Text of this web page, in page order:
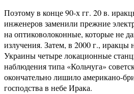
Поэтому в конце 90-х гг. 20 в.
инженеров заменили прежние
на оптиковолоконные, которые не
излучения. Затем, в 2000 г., иракцы
Украины четыре локационные
наблюдения типа «Кольчуга»
окончательно лишило американо-
господства в небе Ирака.